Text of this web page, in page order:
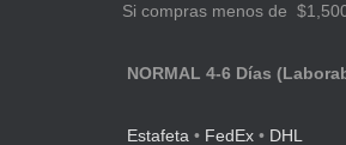
Si compras menos de
NORMAL 4-6 Días
Estafeta • FedEx • DHL